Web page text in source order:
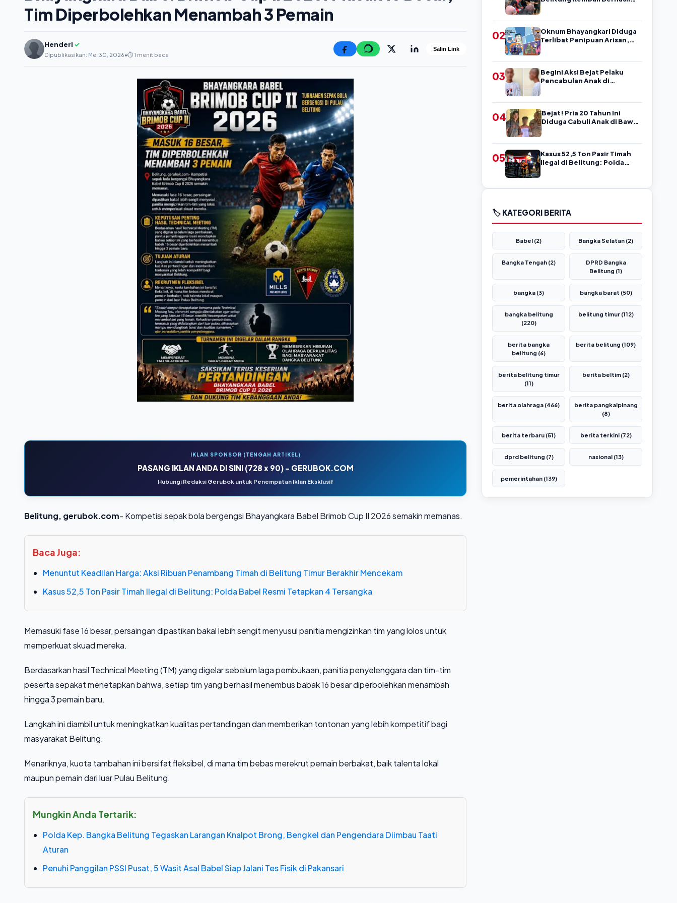
Tim Diperbolehkan Menambah 3 Pemain
Henderi ✓
Dipublikasikan: Mei 30, 2026•⏱️ 1 menit baca
Salin Link
IKLAN SPONSOR (TENGAH ARTIKEL)
PASANG IKLAN ANDA DI SINI (728 x 90) - GERUBOK.COM
Hubungi Redaksi Gerubok untuk Penempatan Iklan Eksklusif
Belitung, gerubok.com- Kompetisi sepak bola bergengsi Bhayangkara Babel Brimob Cup II 2026 semakin memanas.
Baca Juga:
Menuntut Keadilan Harga: Aksi Ribuan Penambang Timah di Belitung Timur Berakhir Mencekam
Kasus 52,5 Ton Pasir Timah Ilegal di Belitung: Polda Babel Resmi Tetapkan 4 Tersangka
Memasuki fase 16 besar, persaingan dipastikan bakal lebih sengit menyusul panitia mengizinkan tim yang lolos untuk
memperkuat skuad mereka.
​Berdasarkan hasil Technical Meeting (TM) yang digelar sebelum laga pembukaan, panitia penyelenggara dan tim-tim
peserta sepakat menetapkan bahwa, setiap tim yang berhasil menembus babak 16 besar diperbolehkan menambah
hingga 3 pemain baru.
​Langkah ini diambil untuk meningkatkan kualitas pertandingan dan memberikan tontonan yang lebih kompetitif bagi
masyarakat Belitung.
Menariknya, kuota tambahan ini bersifat fleksibel, di mana tim bebas merekrut pemain berbakat, baik talenta lokal
maupun pemain dari luar Pulau Belitung.
Mungkin Anda Tertarik:
Polda Kep. Bangka Belitung Tegaskan Larangan Knalpot Brong, Bengkel dan Pengendara Diimbau Taati
Aturan
Penuhi Panggilan PSSI Pusat, 5 Wasit Asal Babel Siap Jalani Tes Fisik di Pakansari
02
Oknum Bhayangkari Diduga
Terlibat Penipuan Arisan,
Korban?
03
Begini Aksi Bejat Pelaku
Pencabulan Anak di
04
Bejat! Pria 20 Tahun Ini
Diduga Cabuli Anak di Bawah
05
Kasus 52,5 Ton Pasir Timah
Ilegal di Belitung: Polda
🏷️ KATEGORI BERITA
Babel (2) Bangka Selatan (2)
Bangka Tengah (2)
DPRD Bangka
Belitung (1)
bangka (3) bangka barat (50)
bangka belitung
(220)
belitung timur (112)
berita bangka
belitung (6)
berita belitung (109)
berita belitung timur
(11)
berita beltim (2)
berita olahraga (466)
berita pangkalpinang
(8)
berita terbaru (51) berita terkini (72)
dprd belitung (7) nasional (13)
pemerintahan (139)